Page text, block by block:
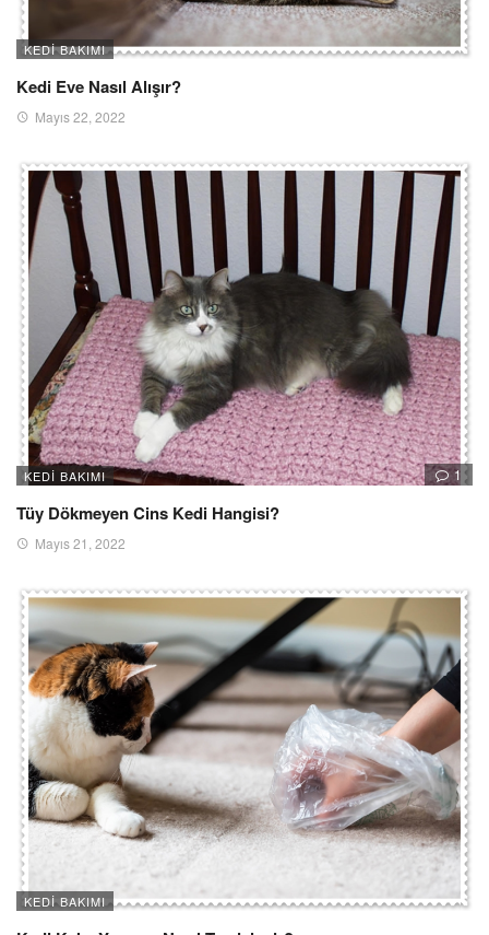
KEDI BAKIMI
Kedi Eve Nasıl Alışır?
Mayıs 22, 2022
KEDI BAKIMI 1
Tüy Dökmeyen Cins Kedi Hangisi?
Mayıs 21, 2022
KEDI BAKIMI